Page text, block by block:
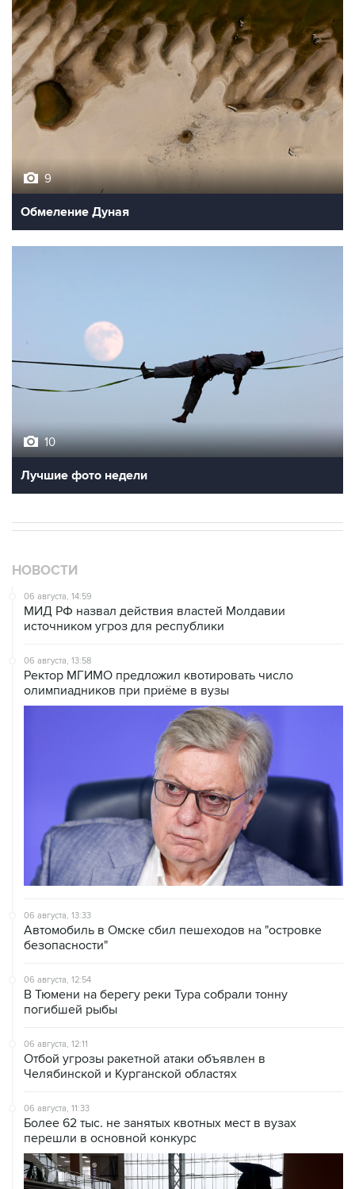
9
Обмеление Дуная
10
Лучшие фото недели
НОВОСТИ
06 августа, 14:59
МИД РФ назвал действия властей Молдавии
источником угроз для республики
06 августа, 13:58
Ректор МГИМО предложил квотировать число
олимпиадников при приёме в вузы
06 августа, 13:33
Автомобиль в Омске сбил пешеходов на "островке
безопасности"
06 августа, 12:54
В Тюмени на берегу реки Тура собрали тонну
погибшей рыбы
06 августа, 12:11
Отбой угрозы ракетной атаки объявлен в
Челябинской и Курганской областях
06 августа, 11:33
Более 62 тыс. не занятых квотных мест в вузах
перешли в основной конкурс